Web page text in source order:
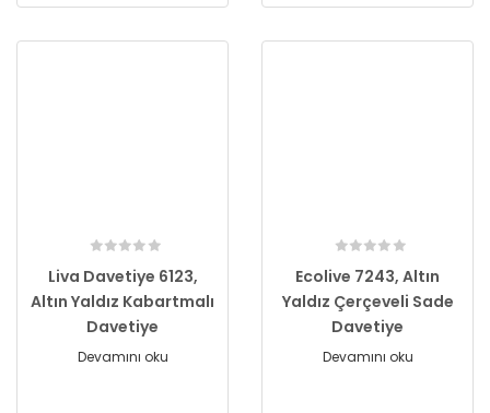
Liva Davetiye 6123,
Altın Yaldız Kabartmalı
Davetiye
Devamını oku
Ecolive 7243, Altın
Yaldız Çerçeveli Sade
Davetiye
Devamını oku